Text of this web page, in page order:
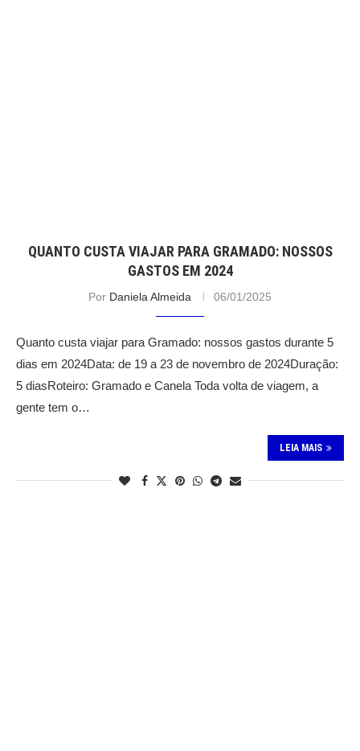
QUANTO CUSTA VIAJAR PARA GRAMADO: NOSSOS
GASTOS EM 2024
Por Daniela Almeida 06/01/2025
Quanto custa viajar para Gramado: nossos gastos durante 5
dias em 2024Data: de 19 a 23 de novembro de 2024Duração:
5 diasRoteiro: Gramado e Canela Toda volta de viagem, a
gente tem o…
LEIA MAIS